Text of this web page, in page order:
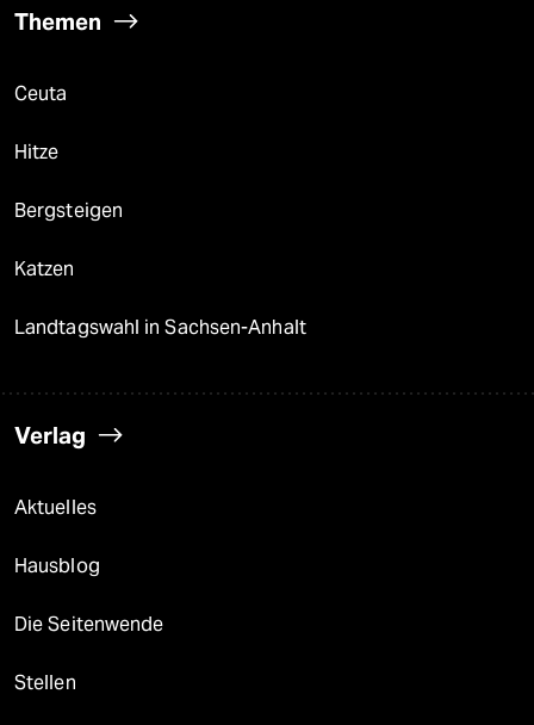
Themen
Ceuta
Hitze
Bergsteigen
Katzen
Landtagswahl in Sachsen-Anhalt
Verlag
Aktuelles
Hausblog
Die Seitenwende
Stellen